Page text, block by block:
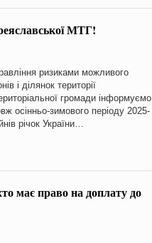
МТГ!
ризиками можливого
і ділянок території
громади інформуємо
осінньо-зимового періоду 2025-
річок України…
має право на доплату до